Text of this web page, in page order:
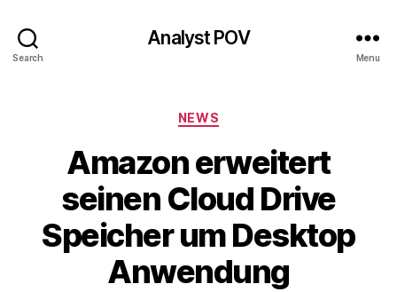
Search
Analyst POV
Menu
Categories
NEWS
Amazon erweitert
seinen Cloud Drive
Speicher um Desktop
Anwendung